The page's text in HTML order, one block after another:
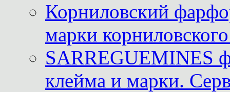
Корниловский
марки
SARREGUEMINES
клейма и марки.